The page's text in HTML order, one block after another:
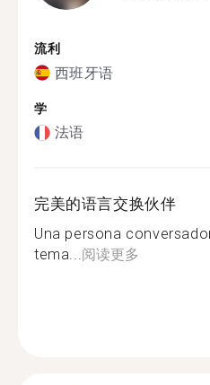
流利
西班牙语
学
法语
完美的语言交换伙伴
Una persona
tema...阅读更多